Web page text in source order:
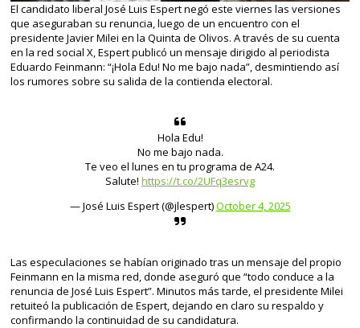
El candidato liberal José Luis Espert negó este viernes las versiones
que aseguraban su renuncia, luego de un encuentro con el
presidente Javier Milei en la Quinta de Olivos. A través de su cuenta
en la red social X, Espert publicó un mensaje dirigido al periodista
Eduardo Feinmann: “¡Hola Edu! No me bajo nada”, desmintiendo así
los rumores sobre su salida de la contienda electoral.
Hola Edu!
No me bajo nada.
Te veo el lunes en tu programa de A24.
Salute! https://t.co/2UFq3esrvg
— José Luis Espert (@jlespert)October 4, 2025
Las especulaciones se habían originado tras un mensaje del propio
Feinmann en la misma red, donde aseguró que “todo conduce a la
renuncia de José Luis Espert”. Minutos más tarde, el presidente Milei
retuiteó la publicación de Espert, dejando en claro su respaldo y
confirmando la continuidad de su candidatura.